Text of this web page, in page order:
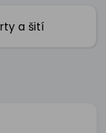
a šití